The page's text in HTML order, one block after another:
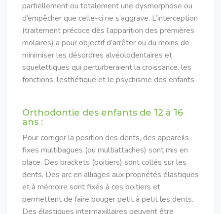
partiellement ou totalement une dysmorphose ou
d’empêcher que celle-ci ne s’aggrave. L’interception
(traitement précoce dès l’apparition des premières
molaires) a pour objectif d’arrêter ou du moins de
minimiser les désordres alvéolodentaires et
squelettiques qui perturberaient la croissance, les
fonctions, l’esthétique et le psychisme des enfants.
Orthodontie des enfants de 12 à 16
ans :
Pour corriger la position des dents, des appareils
fixes multibagues (ou multiattaches) sont mis en
place. Des brackets (boitiers) sont collés sur les
dents. Des arc en alliages aux propriétés élastiques
et à mémoire sont fixés à ces boitiers et
permettent de faire bouger petit à petit les dents.
Des élastiques intermaxillaires peuvent être